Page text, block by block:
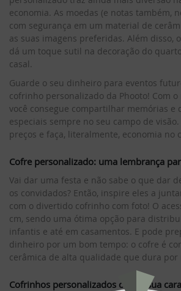
economia. As moedas (e notas também,
com segurança em um material de
as suas imagens preferidas. Além disso,
dá um toque sutil na decoração do
casal.
Guarde o seu dinheiro para eventos
cofrinho personalizado da Phooto! Com o
você consegue compartilhar memórias e
especiais sempre no seu campo de
preços e faça, literalmente, economia no
Cofre personalizado: uma lembrança
Vai dar uma festa e não sabe o que dar
os convidados? Então, inspire eles a
com o divertido cofrinho com foto! O
cm, sendo uma ótima opção para
infantis e até em casamentos. E pode
dinheiro por um bom tempo: o cofre é
cerâmica de alta qualidade que dura por
Cofrinhos personalizados com a sua